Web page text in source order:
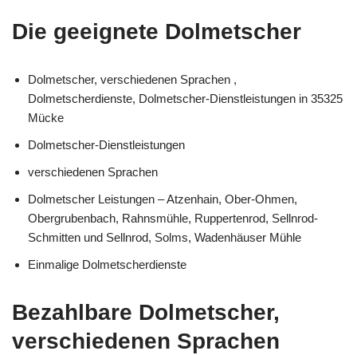
Die geeignete Dolmetscher
Dolmetscher, verschiedenen Sprachen ,
Dolmetscherdienste, Dolmetscher-Dienstleistungen in 35325
Mücke
Dolmetscher-Dienstleistungen
verschiedenen Sprachen
Dolmetscher Leistungen – Atzenhain, Ober-Ohmen,
Obergrubenbach, Rahnsmühle, Ruppertenrod, Sellnrod-
Schmitten und Sellnrod, Solms, Wadenhäuser Mühle
Einmalige Dolmetscherdienste
Bezahlbare Dolmetscher,
verschiedenen Sprachen